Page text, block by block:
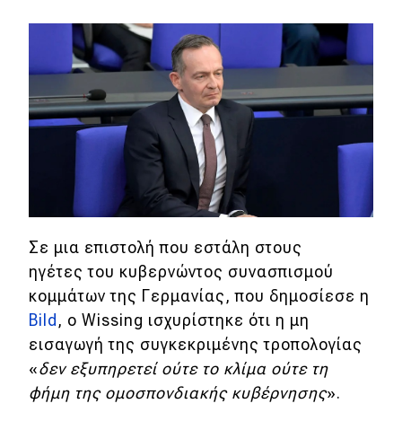
Τεχνολογία
Mobility
Σταθμοί φόρτισης
Classic
Νέα
Παρουσιάσεις
DRIVE Away
MOTO
Σε μια επιστολή που εστάλη στους
ηγέτες του κυβερνώντος συνασπισμού
κομμάτων της Γερμανίας, που δημοσίεσε η
Bild , ο Wissing ισχυρίστηκε ότι η μη
εισαγωγή της συγκεκριμένης τροπολογίας
«δεν εξυπηρετεί ούτε το κλίμα ούτε τη
φήμη της ομοσπονδιακής κυβέρνησης».